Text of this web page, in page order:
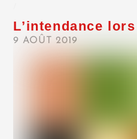
L’intendance
9 AOÛT 2019